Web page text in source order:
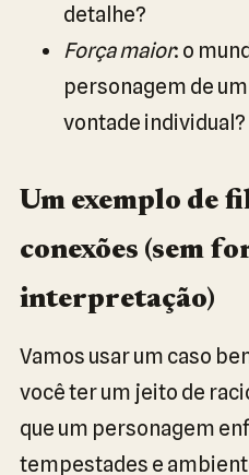
detalhe?
Força maior: o
personagem de
vontade individual?
Um exemplo de
conexões (sem
interpretação)
Vamos usar um caso
você ter um jeito de
que um personagem
tempestades e